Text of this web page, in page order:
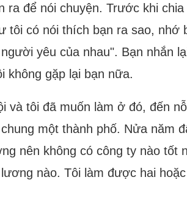
ra để nói chuyện. Trước khi
có nói thích bạn ra sao, nhớ
yêu của nhau". Bạn nhắn
không gặp lại bạn nữa.
và tôi đã muốn làm ở đó, đến
một thành phố. Nửa năm
nên không có công ty nào tốt
nào. Tôi làm được hai